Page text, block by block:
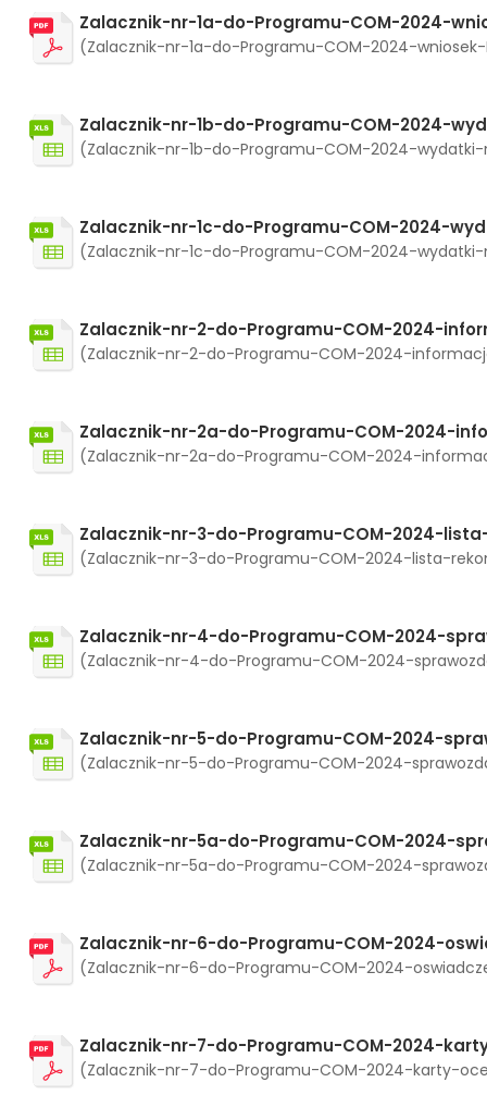
Zalacznik-nr-1a-do-Programu-COM-2024-
(Zalacznik-nr-1a-do-Programu-COM-2024-wniosek-
Zalacznik-nr-1b-do-Programu-COM-2024-
(Zalacznik-nr-1b-do-Programu-COM-2024-wydatki-
Zalacznik-nr-1c-do-Programu-COM-2024-
(Zalacznik-nr-1c-do-Programu-COM-2024-wydatki-
Zalacznik-nr-2-do-Programu-COM-2024-
(Zalacznik-nr-2-do-Programu-COM-2024-
Zalacznik-nr-2a-do-Programu-COM-2024-
(Zalacznik-nr-2a-do-Programu-COM-2024-
Zalacznik-nr-3-do-Programu-COM-2024-
(Zalacznik-nr-3-do-Programu-COM-2024-lista-
Zalacznik-nr-4-do-Programu-COM-2024-
(Zalacznik-nr-4-do-Programu-COM-2024-
Zalacznik-nr-5-do-Programu-COM-2024-
(Zalacznik-nr-5-do-Programu-COM-2024-
Zalacznik-nr-5a-do-Programu-COM-2024-
(Zalacznik-nr-5a-do-Programu-COM-2024-
Zalacznik-nr-6-do-Programu-COM-2024-
(Zalacznik-nr-6-do-Programu-COM-2024-
Zalacznik-nr-7-do-Programu-COM-2024-
(Zalacznik-nr-7-do-Programu-COM-2024-karty-